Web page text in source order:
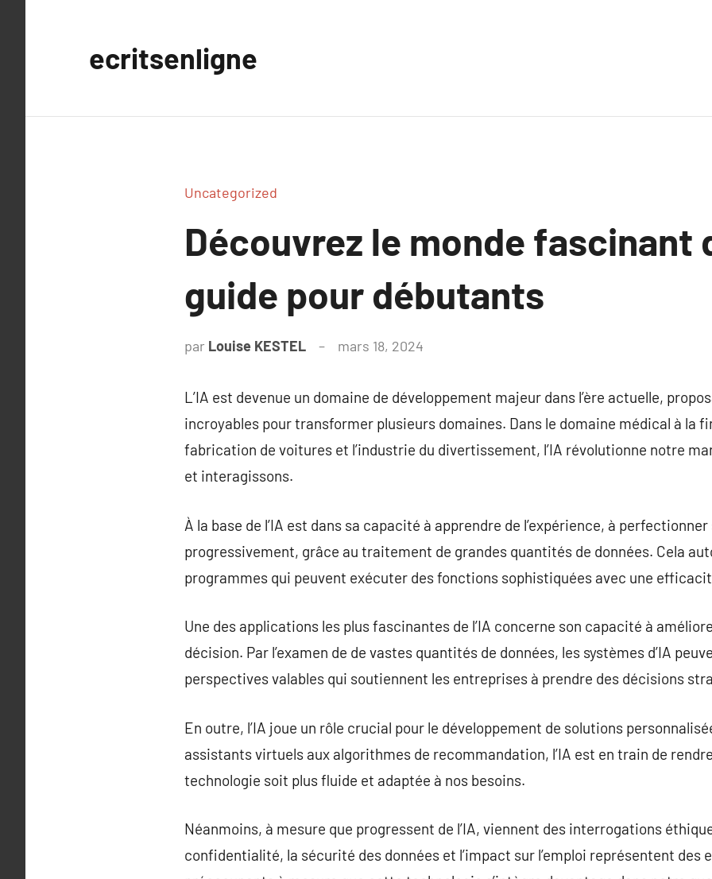
ecritsenligne
Uncategorized
Découvrez le monde fascinant
guide pour débutants
par Louise KESTEL mars 18, 2024
L’IA est devenue un domaine de développement majeur dans l’ère actuelle,
incroyables pour transformer plusieurs domaines. Dans le domaine médical à la
fabrication de voitures et l’industrie du divertissement, l’IA révolutionne notre
et interagissons.
À la base de l’IA est dans sa capacité à apprendre de l’expérience, à
progressivement, grâce au traitement de grandes quantités de données. Cela
programmes qui peuvent exécuter des fonctions sophistiquées avec une
Une des applications les plus fascinantes de l’IA concerne son capacité à
décision. Par l’examen de de vastes quantités de données, les systèmes d’IA
perspectives valables qui soutiennent les entreprises à prendre des décisions
En outre, l’IA joue un rôle crucial pour le développement de solutions
assistants virtuels aux algorithmes de recommandation, l’IA est en train de
technologie soit plus fluide et adaptée à nos besoins.
Néanmoins, à mesure que progressent de l’IA, viennent des interrogations
confidentialité, la sécurité des données et l’impact sur l’emploi représentent des